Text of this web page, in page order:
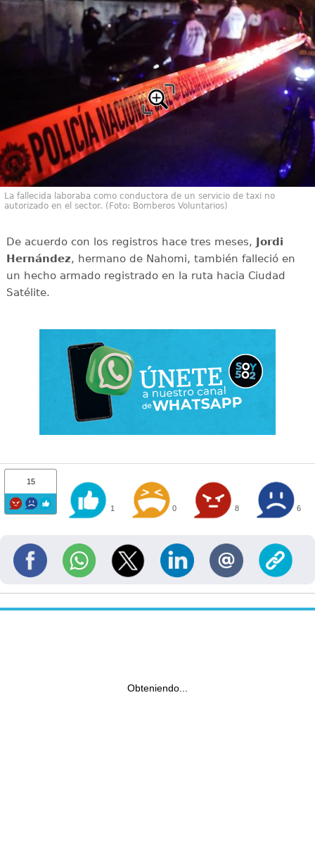
La fallecida laboraba como conductora de un servicio de taxi no
autorizado en el sector. (Foto: Bomberos Voluntarios)
De acuerdo con los registros hace tres meses,
Jordi
Hernández, hermano de Nahomi, también falleció en
un hecho armado registrado en la ruta hacia Ciudad
Satélite.
15
1 0 8 6
Obteniendo...